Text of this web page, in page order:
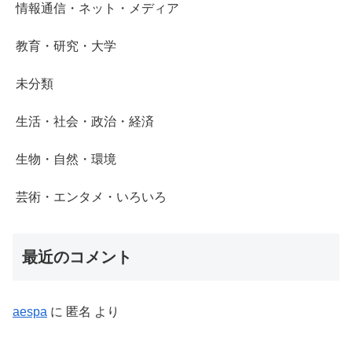
情報通信・ネット・メディア
教育・研究・大学
未分類
生活・社会・政治・経済
生物・自然・環境
芸術・エンタメ・いろいろ
最近のコメント
aespa に 匿名 より